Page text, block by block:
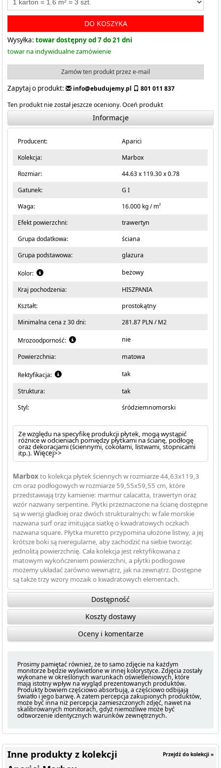
DO KOSZYKA
Wysyłka: towar dostępny od 7 do 21 dni
towar na indywidualne zamówienie
Zamów ten produkt przez e-mail
Zapytaj o produkt: info@ebudujemy.pl
801 011 837
Ten produkt nie został jeszcze oceniony.Oceń produkt
Informacje
Producent:
Aparici
Kolekcja:
Marbox
Rozmiar:
44.63 x 119.30 x 0.78
Gatunek:
G I
Waga:
16.000 kg / m2
Efekt powierzchni:
trawertyn
Grupa dodatkowa:
ściana
Grupa podstawowa:
glazura
Kolor: beżowy
Kraj pochodzenia:
HISZPANIA
Kształt:
prostokątny
Minimalna cena z 30 dni:
281.87 PLN / M2
Mrozoodporność: nie
Powierzchnia: matowa
Rektyfikacja: tak
Struktura:
tak
Styl:
śródziemnomorski
Ze względu na specyfikę produkcji płytek, mogą wystąpić
różnice w odcieniach pomiędzy płytkami na ścianę, podłogę
oraz dekoracjami (ściennymi, cokołami, listwami, stopnicami
itp.).Więcej>>
Marboxto kolekcja płytek ściennych w rozmiarze 44,63x119,3
cm oraz podłogowych w rozmiarze 59,55x59,55 cm, które
przedstawiają trzy kamienie: marmur calacatta, trawertyn oraz
wzór nazwany serpentine. Płytki przeznaczone na ścianę dostępne
są w wersji gładkiej oraz dwóch strukturalnych: w fale morskie
nazwana surf oraz imitująca siatkę o kwadratowych oczkach
nazwana square. Płytka muretto przypomina ułożone listwy, a jej
krótsze boki są nieregularne, aby zachodzić na siebie tworząc
jednolitą powierzchnię. Cała kolekcja jest rektyfikowana z
matowym wykończeniem powierzchni, a płytki podłogowe
możemy układać zarówno wewnątrz, jak na zewnątrz. Dostępne
są także trzy wzory mozaik o kwadratowych elementach.
Dostępność
Koszty dostawy
Oceny i komentarze
Prosimy pamiętać również, że to samo zdjęcie na każdym
monitorze będzie wyświetlone w innej kolorystyce. Zdjęcia zostały
wykonane w określonych warunkach oświetleniowych, które
mają istotny wpływ na wygląd prezentowanych produktów.
Produkty bowiem częściowo absorbują, a częściowo odbijają
światło i jego barwę. A zatem percepcja zakupionych produktów,
może być inna niż percepcja zamieszczonych zdjęć, nawet na
skalibrowanych monitorach, gdyż niemożliwe może być
odtworzenie identycznych warunków zewnętrznych.
Przejdź do kolekcji »
Inne produkty z kolekcji